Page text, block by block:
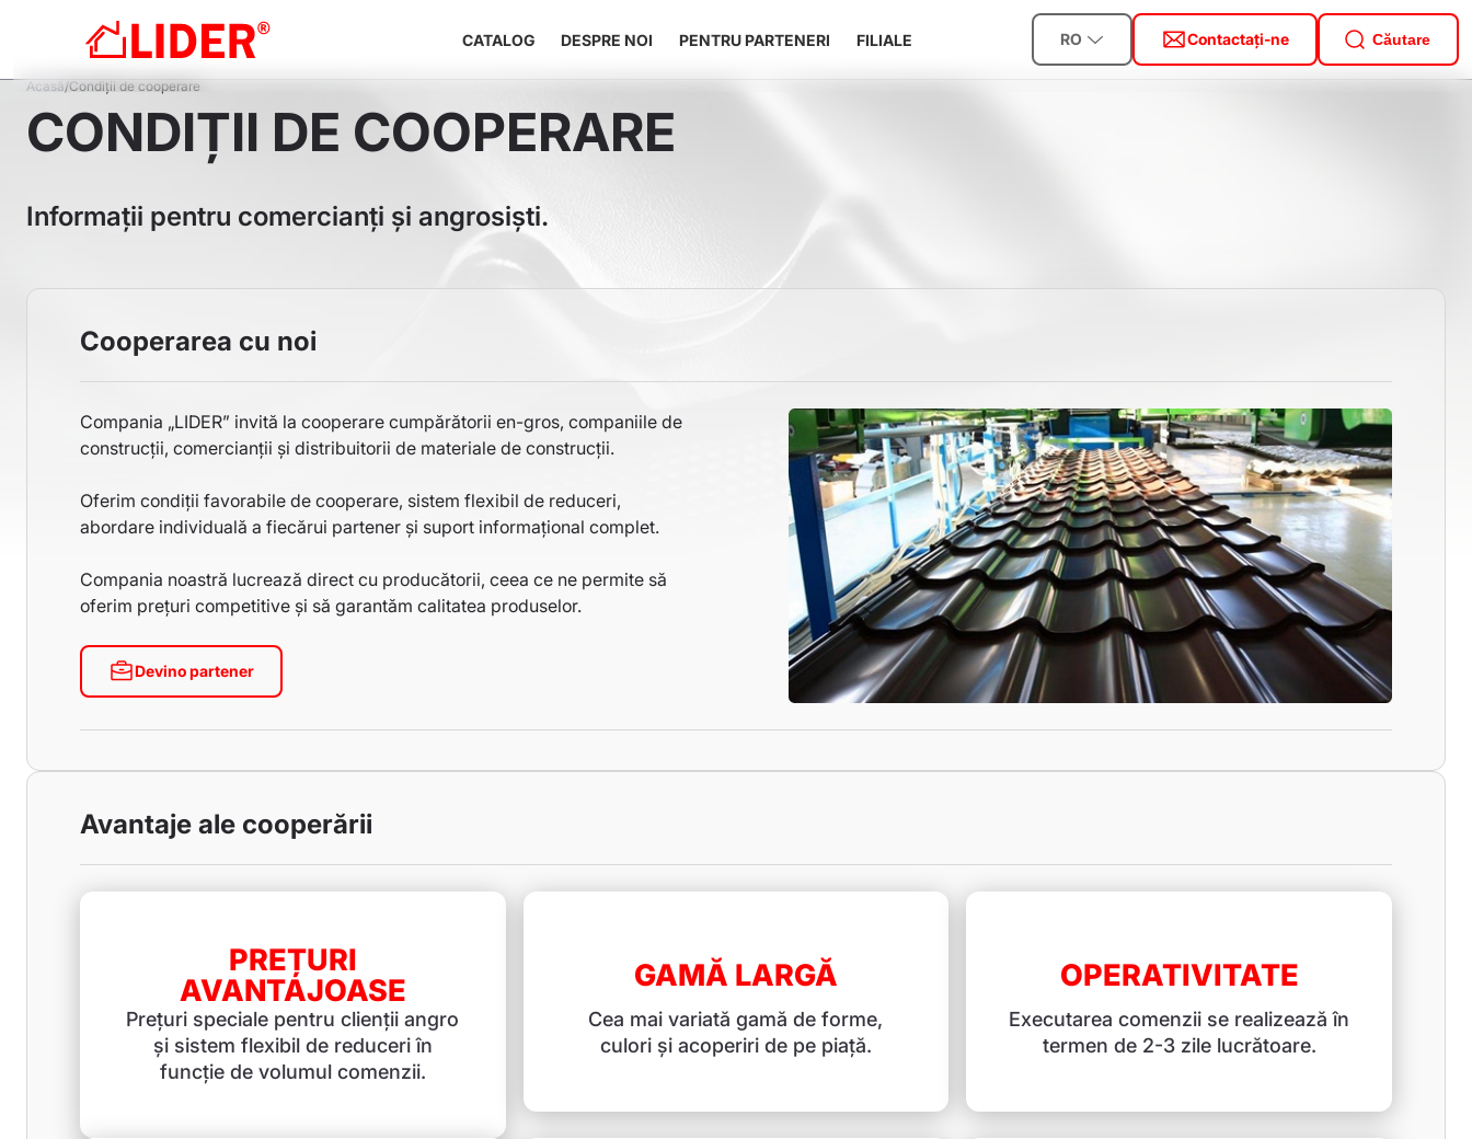
principal
Navigare
principală
CATALOG DESPRE NOI PENTRU PARTENERI FILIALE RO Contactați-ne Căutare
Breadcrumb
Acasă Condiții de cooperare
CONDIȚII DE COOPERARE
Informații pentru comercianți și angrosiști.
Cooperarea cu noi
Compania „LIDER” invită la cooperare cumpărătorii en-gros, companiile de
construcții, comercianții și distribuitorii de materiale de construcții.
Oferim condiții favorabile de cooperare, sistem flexibil de reduceri,
abordare individuală a fiecărui partener și suport informațional complet.
Compania noastră lucrează direct cu producătorii, ceea ce ne permite să
oferim prețuri competitive și să garantăm calitatea produselor.
Devino partener
Avantaje ale cooperării
PREȚURI
AVANTAJOASE
Prețuri speciale pentru clienții angro
și sistem flexibil de reduceri în
funcție de volumul comenzii.
GAMĂ LARGĂ
Cea mai variată gamă de forme,
culori și acoperiri de pe piață.
OPERATIVITATE
Executarea comenzii se realizează în
termen de 2-3 zile lucrătoare.